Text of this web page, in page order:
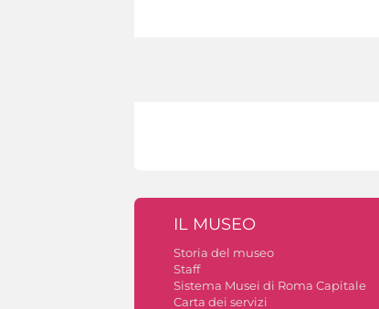
IL MUSEO
Storia del museo
Staff
Sistema Musei di Roma Capitale
Carta dei servizi